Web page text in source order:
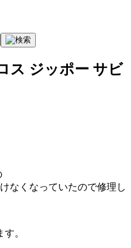
ス ジッポー サビ
なくなっていたので修理し
。